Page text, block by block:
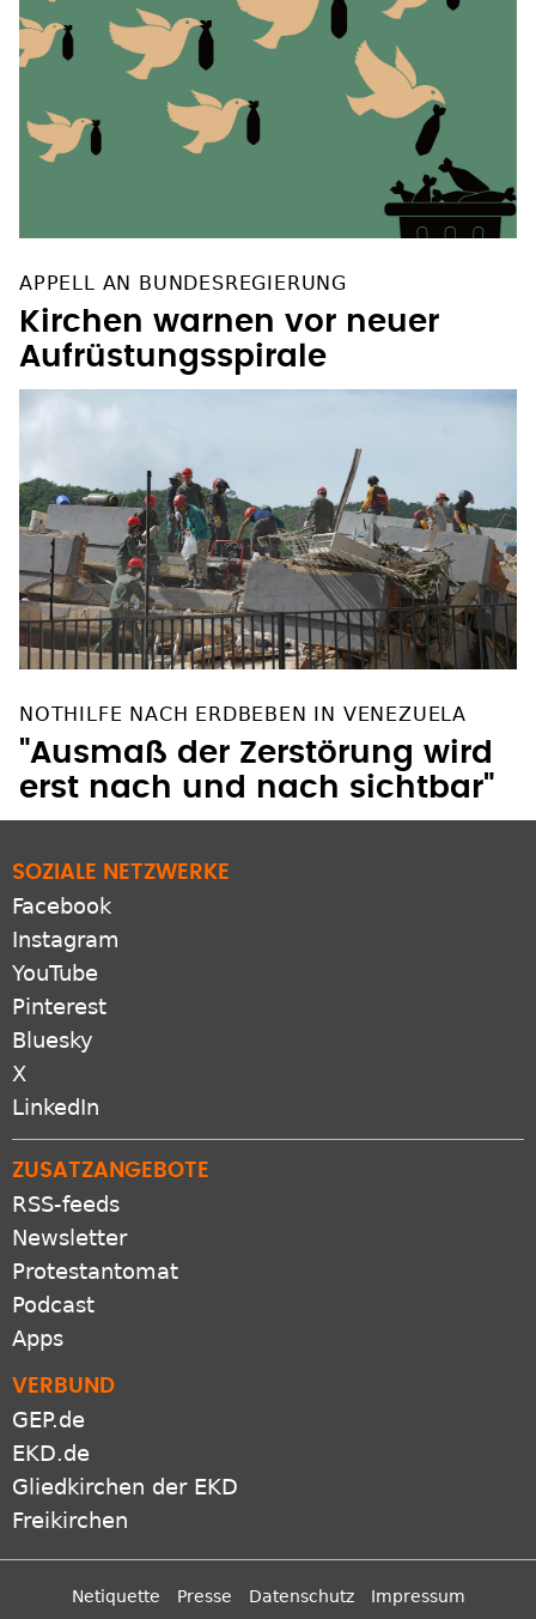
APPELL AN BUNDESREGIERUNG
Kirchen warnen vor neuer
Aufrüstungsspirale
NOTHILFE NACH ERDBEBEN IN VENEZUELA
"Ausmaß der Zerstörung wird
erst nach und nach sichtbar"
SOZIALE NETZWERKE
Facebook
Instagram
YouTube
Pinterest
Bluesky
X
LinkedIn
ZUSATZANGEBOTE
RSS-feeds
Newsletter
Protestantomat
Podcast
Apps
VERBUND
GEP.de
EKD.de
Gliedkirchen der EKD
Freikirchen
Netiquette Presse Datenschutz Impressum